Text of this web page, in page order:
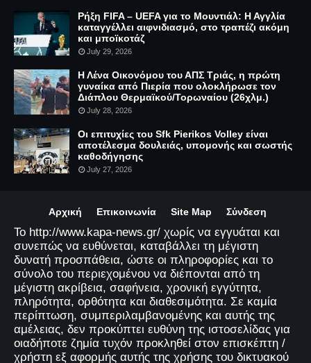
Ρήξη FIFA – UEFA για το Μουντιάλ: Η Αγγλία
καταγγέλλει αιφνιδιασμό, στο τραπέζι ακόμη
και μποϊκοτάζ
July 29, 2026
Η Λένα Οικονόμου του ΑΠΣ Τριάς, η πρώτη
γυναίκα από Πιερία που ολοκλήρωσε τον
Διάπλου Θερμαϊκού/Τορωναίου (26χλμ.)
July 28, 2026
Οι επιτυχίες του Sfk Pierikos Volley είναι
αποτέλεσμα δουλειάς, υπομονής και σωστής
καθοδήγησης
July 27, 2026
Αρχική Επικοινωνία Site Map Σύνδεση
Το http://www.kapa-news.gr/ χωρίς να εγγυάται και
συνεπώς να ευθύνεται, καταβάλλει τη μέγιστη
δυνατή προσπάθεια, ώστε οι πληροφορίες και το
σύνολο του περιεχομένου να διέπονται από τη
μέγιστη ακρίβεια, σαφήνεια, χρονική εγγύτητα,
πληρότητα, ορθότητα και διαθεσιμότητα. Σε καμία
περίπτωση, συμπεριλαμβανομένης και αυτής της
αμέλειας, δεν προκύπτει ευθύνη της ιστοσελίδας για
οιαδήποτε ζημία τυχόν προκληθεί στον επισκέπτη /
χρήστη εξ αφορμής αυτής της χρήσης του δικτυακού